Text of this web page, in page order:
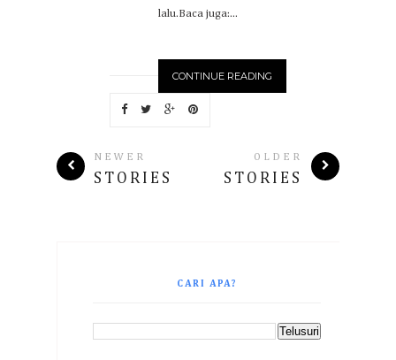
lalu.Baca juga:...
CONTINUE READING
NEWER
STORIES
OLDER
STORIES
CARI APA?